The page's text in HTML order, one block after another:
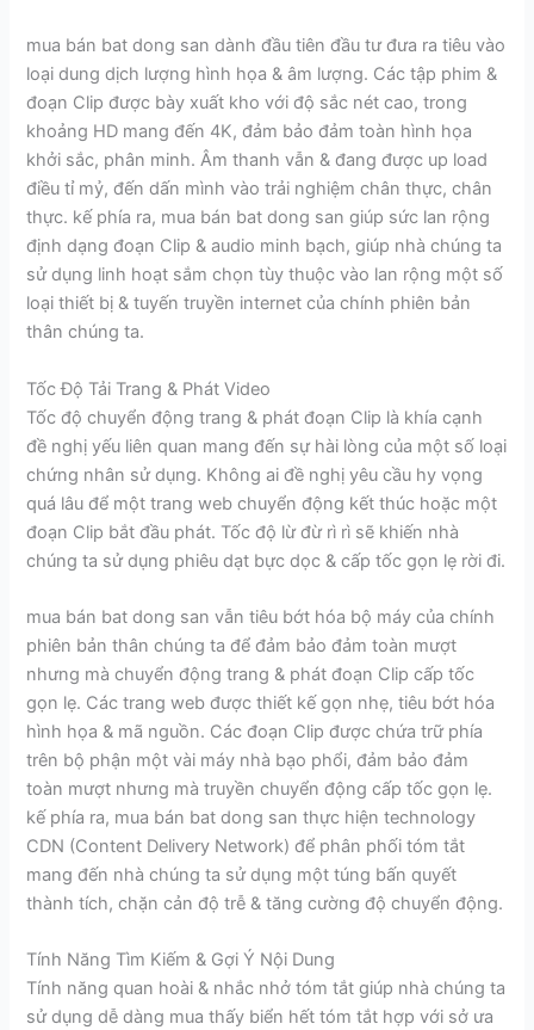
mua bán bat dong san dành đầu tiên đầu tư đưa ra tiêu vào
loại dung dịch lượng hình họa & âm lượng. Các tập phim &
đoạn Clip được bày xuất kho với độ sắc nét cao, trong
khoảng HD mang đến 4K, đảm bảo đảm toàn hình họa
khởi sắc, phân minh. Âm thanh vẫn & đang được up load
điều tỉ mỷ, đến dấn mình vào trải nghiệm chân thực, chân
thực. kế phía ra, mua bán bat dong san giúp sức lan rộng
định dạng đoạn Clip & audio minh bạch, giúp nhà chúng ta
sử dụng linh hoạt sắm chọn tùy thuộc vào lan rộng một số
loại thiết bị & tuyến truyền internet của chính phiên bản
thân chúng ta.
Tốc Độ Tải Trang & Phát Video
Tốc độ chuyển động trang & phát đoạn Clip là khía cạnh
đề nghị yếu liên quan mang đến sự hài lòng của một số loại
chứng nhân sử dụng. Không ai đề nghị yêu cầu hy vọng
quá lâu để một trang web chuyển động kết thúc hoặc một
đoạn Clip bắt đầu phát. Tốc độ lừ đừ rì rì sẽ khiến nhà
chúng ta sử dụng phiêu dạt bực dọc & cấp tốc gọn lẹ rời đi.
mua bán bat dong san vẫn tiêu bớt hóa bộ máy của chính
phiên bản thân chúng ta để đảm bảo đảm toàn mượt
nhưng mà chuyển động trang & phát đoạn Clip cấp tốc
gọn lẹ. Các trang web được thiết kế gọn nhẹ, tiêu bớt hóa
hình họa & mã nguồn. Các đoạn Clip được chứa trữ phía
trên bộ phận một vài máy nhà bạo phổi, đảm bảo đảm
toàn mượt nhưng mà truyền chuyển động cấp tốc gọn lẹ.
kế phía ra, mua bán bat dong san thực hiện technology
CDN (Content Delivery Network) để phân phối tóm tắt
mang đến nhà chúng ta sử dụng một túng bấn quyết
thành tích, chặn cản độ trễ & tăng cường độ chuyển động.
Tính Năng Tìm Kiếm & Gợi Ý Nội Dung
Tính năng quan hoài & nhắc nhở tóm tắt giúp nhà chúng ta
sử dụng dễ dàng mua thấy biển hết tóm tắt hợp với sở ưa